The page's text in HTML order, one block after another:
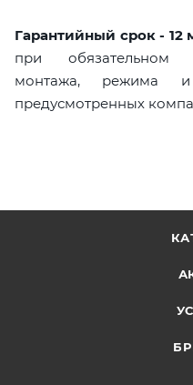
Гарантийный срок - 12
при обязательном
монтажа, режима и
предусмотренных